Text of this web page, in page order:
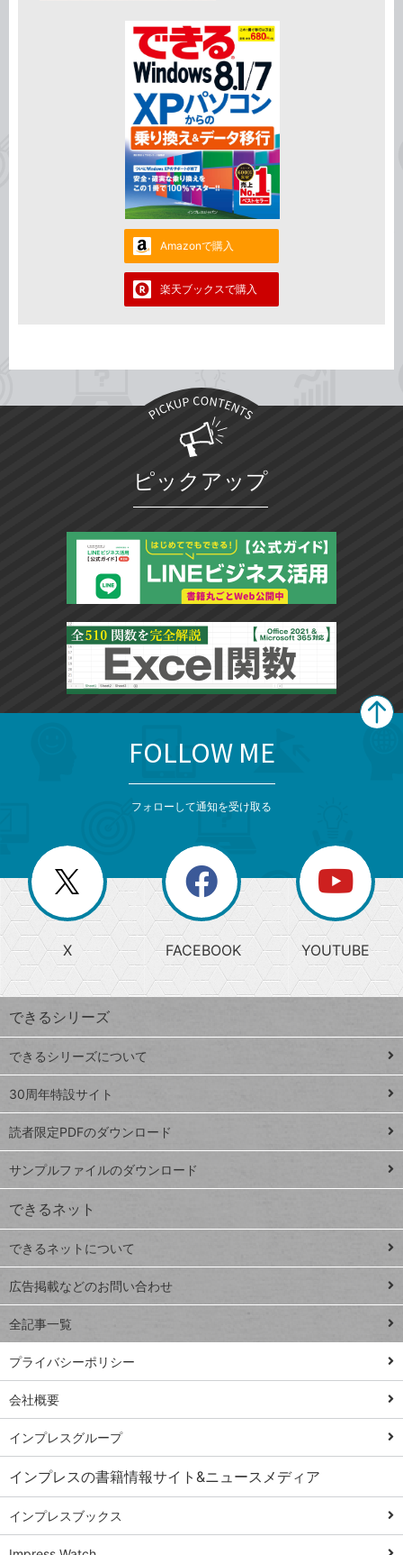
Amazonで購入
楽天ブックスで購入
ピックアップ
じ
る
search
検
索
上
昇
ワ
ー
ド
Google
スプレ
ッドシ
ート
iPhone
VLOOKUP
close
閉じ
る
閉
じ
る
ー
か
ら
探
す
ト
ッ
プ
ペ
ジ
連載
Excel Q&A
トイアンナ流仕
事術
PowerAutomate
ではじめる業務
の完全自動化
AI議事録作成術
Windows 11
Q&A
Teams踏み込み
活用術
Excel講師の仕事
FOLLOW ME
フォローして通知を受け取る
X FACEBOOK YOUTUBE
できるシリーズ
できるシリーズについて
30周年特設サイト
読者限定PDFのダウンロード
サンプルファイルのダウンロード
できるネット
できるネットについて
広告掲載などのお問い合わせ
全記事一覧
プライバシーポリシー
会社概要
インプレスグループ
インプレスの書籍情報サイト&ニュースメディア
インプレスブックス